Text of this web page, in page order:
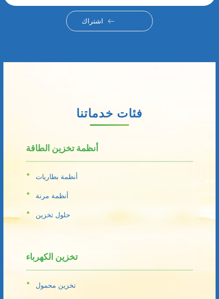
اشتراك
فئات خدماتنا
أنظمة تخزين الطاقة
أنظمة بطاريات
أنظمة مرنة
حلول تخزين
تخزين الكهرباء
تخزين محمول